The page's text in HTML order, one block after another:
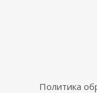
Политика